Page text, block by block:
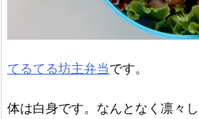
てるてる坊主弁当です。
体は白身です。なんとなく凛々